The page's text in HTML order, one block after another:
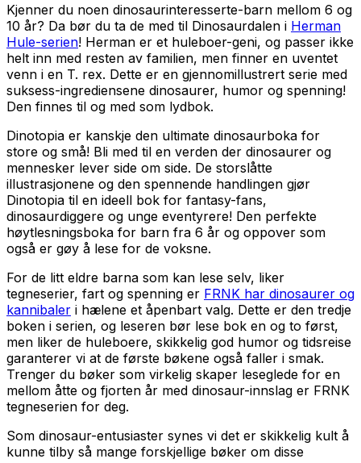
Kjenner du noen dinosaurinteresserte-barn mellom 6 og
10 år? Da bør du ta de med til Dinosaurdalen i Herman
Hule-serien! Herman er et huleboer-geni, og passer ikke
helt inn med resten av familien, men finner en uventet
venn i en T. rex. Dette er en gjennomillustrert serie med
suksess-ingrediensene dinosaurer, humor og spenning!
Den finnes til og med som lydbok.
Dinotopia er kanskje den ultimate dinosaurboka for
store og små! Bli med til en verden der dinosaurer og
mennesker lever side om side. De storslåtte
illustrasjonene og den spennende handlingen gjør
Dinotopia til en ideell bok for fantasy-fans,
dinosaurdiggere og unge eventyrere! Den perfekte
høytlesningsboka for barn fra 6 år og oppover som
også er gøy å lese for de voksne.
For de litt eldre barna som kan lese selv, liker
tegneserier, fart og spenning er FRNK har dinosaurer og
kannibaler i hælene et åpenbart valg. Dette er den tredje
boken i serien, og leseren bør lese bok en og to først,
men liker de huleboere, skikkelig god humor og tidsreise
garanterer vi at de første bøkene også faller i smak.
Trenger du bøker som virkelig skaper leseglede for en
mellom åtte og fjorten år med dinosaur-innslag er FRNK
tegneserien for deg.
Som dinosaur-entusiaster synes vi det er skikkelig kult å
kunne tilby så mange forskjellige bøker om disse